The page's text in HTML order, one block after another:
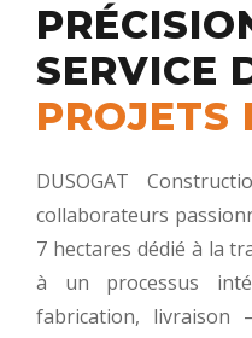
SERVICE
PROJETS
DUSOGAT
collaborateurs
7 hectares dédié à la
à un processus
fabrication, livraison